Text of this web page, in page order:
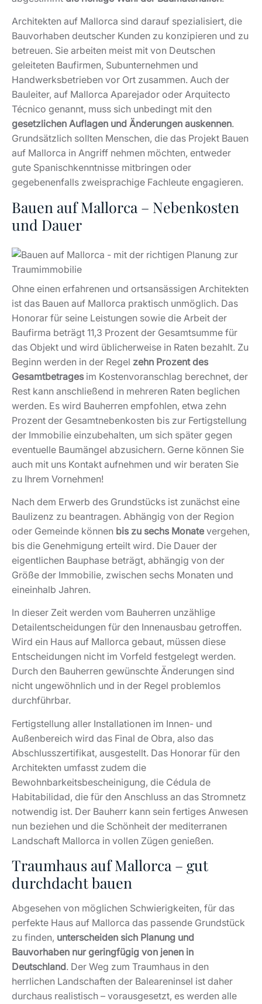
Architekten auf Mallorca sind darauf spezialisiert, die
Bauvorhaben deutscher Kunden zu konzipieren und zu
betreuen. Sie arbeiten meist mit von Deutschen
geleiteten Baufirmen, Subunternehmen und
Handwerksbetrieben vor Ort zusammen. Auch der
Bauleiter, auf Mallorca Aparejador oder Arquitecto
Técnico genannt, muss sich unbedingt mit den
gesetzlichen Auflagen und Änderungen auskennen.
Grundsätzlich sollten Menschen, die das Projekt Bauen
auf Mallorca in Angriff nehmen möchten, entweder
gute Spanischkenntnisse mitbringen oder
gegebenenfalls zweisprachige Fachleute engagieren.
Bauen auf Mallorca – Nebenkosten
und Dauer
Ohne einen erfahrenen und ortsansässigen Architekten
ist das Bauen auf Mallorca praktisch unmöglich. Das
Honorar für seine Leistungen sowie die Arbeit der
Baufirma beträgt 11,3 Prozent der Gesamtsumme für
das Objekt und wird üblicherweise in Raten bezahlt. Zu
Beginn werden in der Regel zehn Prozent des
Gesamtbetragesim Kostenvoranschlag berechnet, der
Rest kann anschließend in mehreren Raten beglichen
werden. Es wird Bauherren empfohlen, etwa zehn
Prozent der Gesamtnebenkosten bis zur Fertigstellung
der Immobilie einzubehalten, um sich später gegen
eventuelle Baumängel abzusichern. Gerne können Sie
auch mit uns Kontakt aufnehmen und wir beraten Sie
zu Ihrem Vornehmen!
Nach dem Erwerb des Grundstücks ist zunächst eine
Baulizenz zu beantragen. Abhängig von der Region
oder Gemeinde können bis zu sechs Monate vergehen,
bis die Genehmigung erteilt wird. Die Dauer der
eigentlichen Bauphase beträgt, abhängig von der
Größe der Immobilie, zwischen sechs Monaten und
eineinhalb Jahren.
In dieser Zeit werden vom Bauherren unzählige
Detailentscheidungen für den Innenausbau getroffen.
Wird ein Haus auf Mallorca gebaut, müssen diese
Entscheidungen nicht im Vorfeld festgelegt werden.
Durch den Bauherren gewünschte Änderungen sind
nicht ungewöhnlich und in der Regel problemlos
durchführbar.
Fertigstellung aller Installationen im Innen- und
Außenbereich wird das Final de Obra, also das
Abschlusszertifikat, ausgestellt. Das Honorar für den
Architekten umfasst zudem die
Bewohnbarkeitsbescheinigung, die Cédula de
Habitabilidad, die für den Anschluss an das Stromnetz
notwendig ist. Der Bauherr kann sein fertiges Anwesen
nun beziehen und die Schönheit der mediterranen
Landschaft Mallorca in vollen Zügen genießen.
Traumhaus auf Mallorca – gut
durchdacht bauen
Abgesehen von möglichen Schwierigkeiten, für das
perfekte Haus auf Mallorca das passende Grundstück
zu finden, unterscheiden sich Planung und
Bauvorhaben nur geringfügig von jenen in
Deutschland. Der Weg zum Traumhaus in den
herrlichen Landschaften der Baleareninsel ist daher
durchaus realistisch – vorausgesetzt, es werden alle